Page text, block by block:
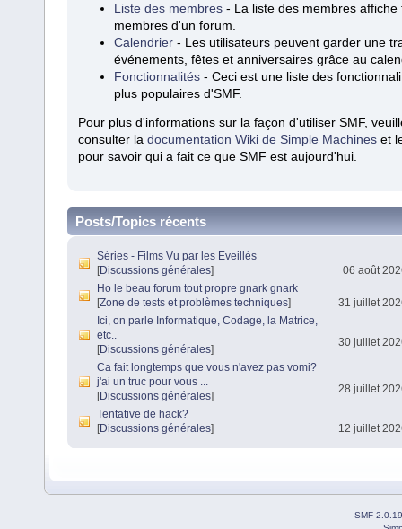
Liste des membres - La liste des membres affiche
membres d'un forum.
Calendrier - Les utilisateurs peuvent garder une
événements, fêtes et anniversaires grâce au
Fonctionnalités - Ceci est une liste des
plus populaires d'SMF.
Pour plus d'informations sur la façon d'utiliser SMF,
consulter ladocumentation Wiki de Simple Machines et
pour savoir qui a fait ce que SMF est aujourd'hui.
Posts/Topics récents
Séries - Films Vu par les Eveillés
[Discussions générales]
06 août
Ho le beau forum tout propre gnark gnark
[Zone de tests et problèmes techniques]
31 juillet
Ici, on parle Informatique, Codage, la Matrice,
etc..
[Discussions générales]
30 juillet
Ca fait longtemps que vous n'avez pas vomi?
j'ai un truc pour vous ...
[Discussions générales]
28 juillet
Tentative de hack?
[Discussions générales] 12 juillet
SMF 2.0.19